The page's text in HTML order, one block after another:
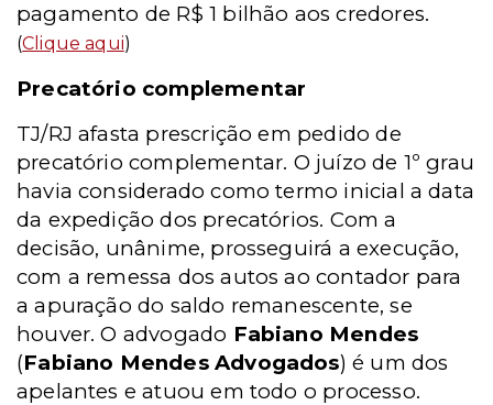
pagamento de R$ 1 bilhão aos credores.
(Clique aqui)
Precatório complementar
TJ/RJ afasta prescrição em pedido de
precatório complementar. O juízo de 1º grau
havia considerado como termo inicial a data
da expedição dos precatórios. Com a
decisão, unânime, prosseguirá a execução,
com a remessa dos autos ao contador para
a apuração do saldo remanescente, se
houver. O advogado Fabiano Mendes
(Fabiano Mendes Advogados) é um dos
apelantes e atuou em todo o processo.